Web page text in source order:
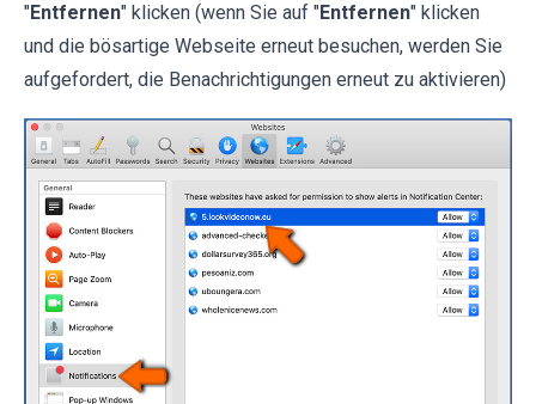
"Entfernen" klicken (wenn Sie auf "Entfernen" klicken
und die bösartige Webseite erneut besuchen, werden Sie
aufgefordert, die Benachrichtigungen erneut zu aktivieren)